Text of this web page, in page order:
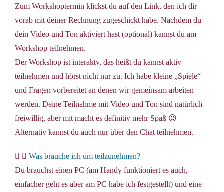
Zum Workshoptermin klickst du auf den Link, den ich dir
vorab mit deiner Rechnung zugeschickt habe. Nachdem du
dein Video und Ton aktiviert hast (optional) kannst du am
Workshop teilnehmen.
Der Workshop ist interaktv, das heißt du kannst aktiv
teilnehmen und hörst nicht nur zu. Ich habe kleine „Spiele“
und Fragen vorbereitet an denen wir gemeinsam arbeiten
werden. Deine Teilnahme mit Video und Ton sind natürlich
freiwillig, aber mit macht es definitiv mehr Spaß 😉
Alternativ kannst du auch nur über den Chat teilnehmen.
Was brauche ich um teilzunehmen?
Du brauchst einen PC (am Handy funktioniert es auch,
einfacher geht es aber am PC habe ich festgestellt) und eine